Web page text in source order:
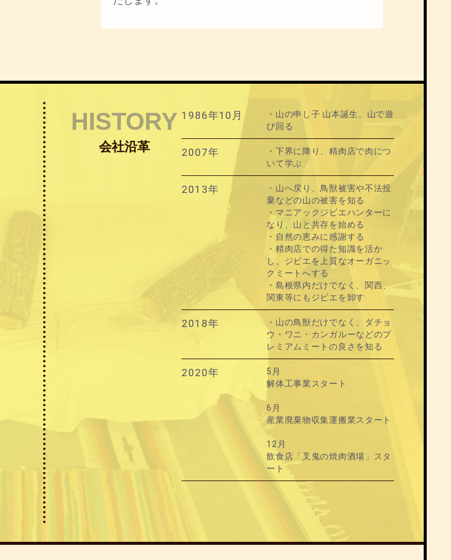
HISTORY
会社沿革
1986年10月
・山の申し子 山本誕生、山で遊
び回る
2007年
・下界に降り、精肉店で肉につ
いて学ぶ
2013年
・山へ戻り、鳥獣被害や不法投
棄などの山の被害を知る
・マニアックジビエハンターに
なり、山と共存を始める
・自然の恵みに感謝する
・精肉店での得た知識を活か
し、ジビエを上質なオーガニッ
クミートへする
・島根県内だけでなく、関西、
関東等にもジビエを卸す
2018年
・山の鳥獣だけでなく、ダチョ
ウ・ワニ・カンガルーなどのプ
レミアムミートの良さを知る
2020年
5月
解体工事業スタート
6月
産業廃棄物収集運搬業スタート
12月
飲食店「叉鬼の焼肉酒場」スタ
ート